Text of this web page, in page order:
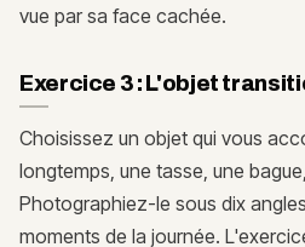
vue par sa face cachée.
Exercice 3 : L'objet
Choisissez un objet qui vous
longtemps, une tasse, une
Photographiez-le sous dix
moments de la journée.